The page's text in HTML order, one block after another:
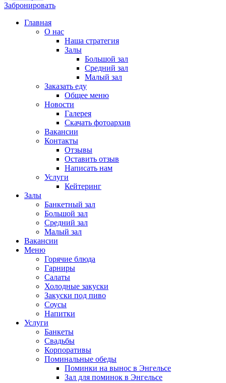
Забронировать
Главная
О нас
Наша стратегия
Залы
Большой зал
Средний зал
Малый зал
Заказать еду
Общее меню
Новости
Галерея
Скачать фотоархив
Вакансии
Контакты
Отзывы
Оставить отзыв
Написать нам
Услуги
Кейтеринг
Залы
Банкетный зал
Большой зал
Средний зал
Малый зал
Вакансии
Меню
Горячие блюда
Гарниры
Салаты
Холодные закуски
Закуски под пиво
Соусы
Напитки
Услуги
Банкеты
Свадьбы
Корпоративы
Поминальные обеды
Поминки на вынос в Энгельсе
Зал для поминок в Энгельсе